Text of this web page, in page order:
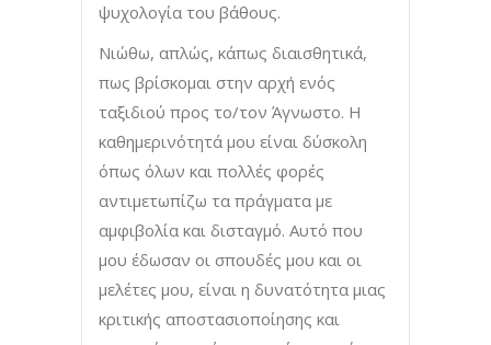
ψυχολογία του βάθους.
Νιώθω, απλώς, κάπως διαισθητικά,
πως βρίσκομαι στην αρχή ενός
ταξιδιού προς το/τον Άγνωστο. Η
καθημερινότητά μου είναι δύσκολη
όπως όλων και πολλές φορές
αντιμετωπίζω τα πράγματα με
αμφιβολία και δισταγμό. Αυτό που
μου έδωσαν οι σπουδές μου και οι
μελέτες μου, είναι η δυνατότητα μιας
κριτικής αποστασιοποίησης και